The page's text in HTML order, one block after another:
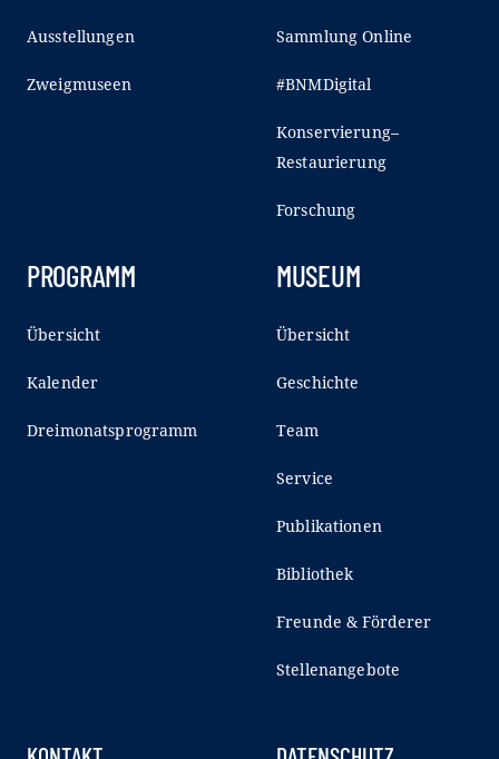
Ausstellungen
Zweigmuseen
Sammlung Online
#BNMDigital
Konservierung–
Restaurierung
Forschung
PROGRAMM
Übersicht
Kalender
Dreimonatsprogramm
MUSEUM
Übersicht
Geschichte
Team
Service
Publikationen
Bibliothek
Freunde & Förderer
Stellenangebote